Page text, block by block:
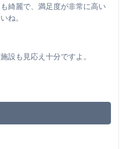
綺麗で、満足度が非常に高い
ね。
設も見応え十分ですよ。